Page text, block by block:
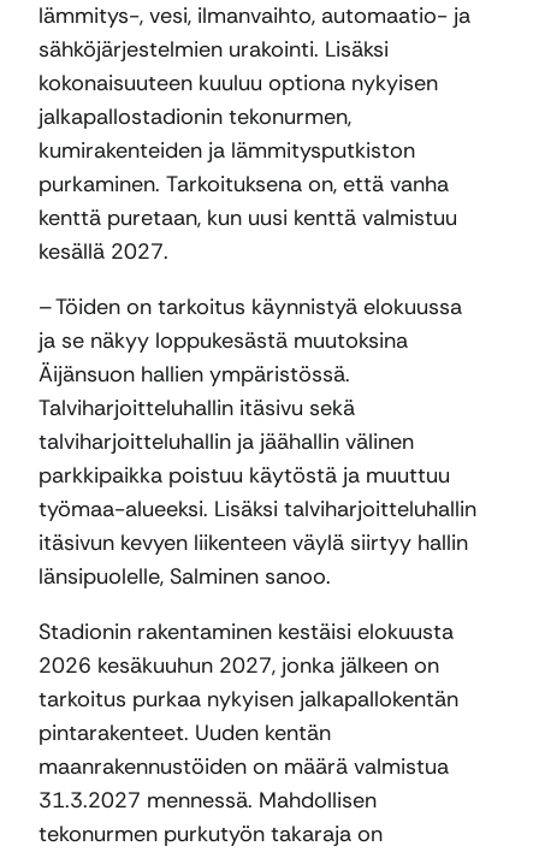
lämmitys-, vesi, ilmanvaihto, automaatio- ja
sähköjärjestelmien urakointi. Lisäksi
kokonaisuuteen kuuluu optiona nykyisen
jalkapallostadionin tekonurmen,
kumirakenteiden ja lämmitysputkiston
purkaminen. Tarkoituksena on, että vanha
kenttä puretaan, kun uusi kenttä valmistuu
kesällä 2027.
– Töiden on tarkoitus käynnistyä elokuussa
ja se näkyy loppukesästä muutoksina
Äijänsuon hallien ympäristössä.
Talviharjoitteluhallin itäsivu sekä
talviharjoitteluhallin ja jäähallin välinen
parkkipaikka poistuu käytöstä ja muuttuu
työmaa-alueeksi. Lisäksi talviharjoitteluhallin
itäsivun kevyen liikenteen väylä siirtyy hallin
länsipuolelle, Salminen sanoo.
Stadionin rakentaminen kestäisi elokuusta
2026 kesäkuuhun 2027, jonka jälkeen on
tarkoitus purkaa nykyisen jalkapallokentän
pintarakenteet. Uuden kentän
maanrakennustöiden on määrä valmistua
31.3.2027 mennessä. Mahdollisen
tekonurmen purkutyön takaraja on